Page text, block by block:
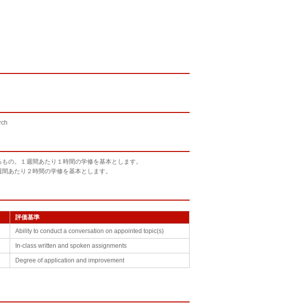
の。１週間あたり１時間の学修を基本とします。
あたり２時間の学修を基本とします。
評価基準
Ability to conduct a conversation on appointed topic(s)
In-class written and spoken assignments
Degree of application and improvement